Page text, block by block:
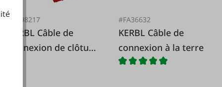
#FA98217
KERBL Câble de
connexion de clôture
#FA36632
KERBL Câble de
connexion à la terre
fonctionnels